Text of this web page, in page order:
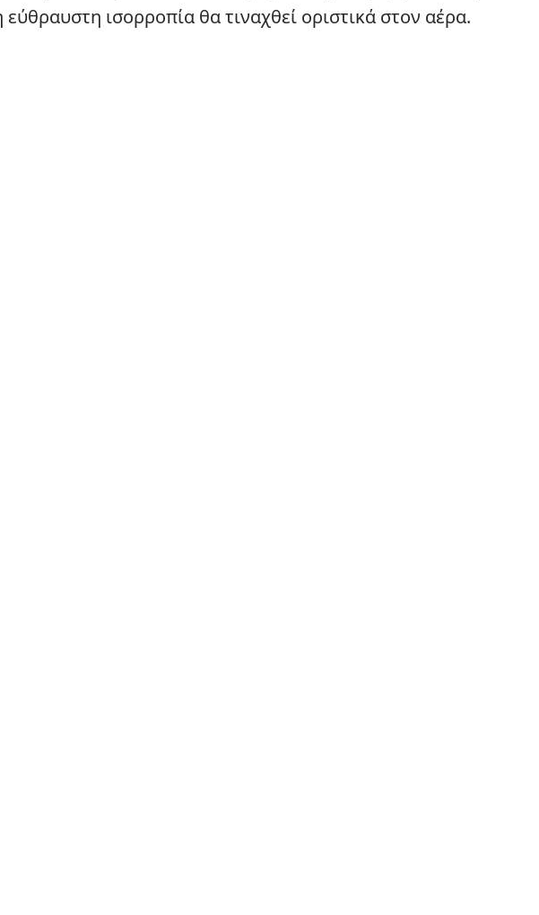
ισορροπία θα τιναχθεί οριστικά στον αέρα.